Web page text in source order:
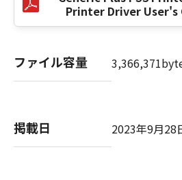
(4) お客様は、上記(3)によっ
した場合、速やかに、「本
のとします。
(5) 上記にかかわらず、本契
から第7条まで、第8条第4項
９．U.S. GOVERNMENT
NOTICE
Printer Driver User's
ファイル容量
掲載日 2023年9月28